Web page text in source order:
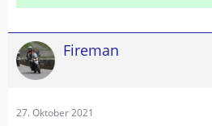
Fireman
27. Oktober 2021